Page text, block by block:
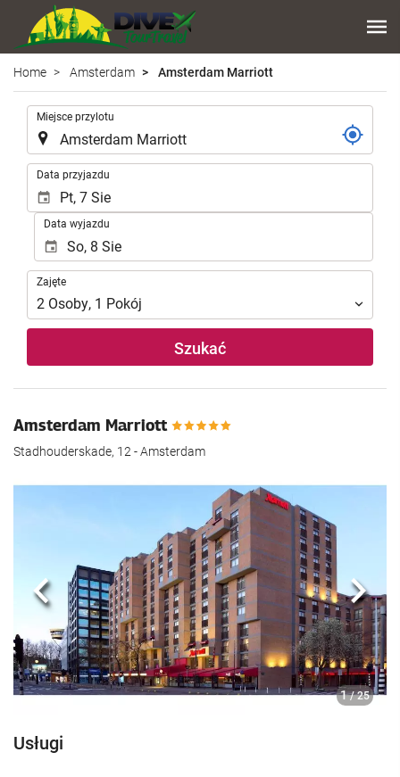
Home Amsterdam Amsterdam Marriott
Miejsce przylotu
Data przyjazdu
Data wyjazdu
Zajęte
Zajęte
2 Osoby, 1 Pokój
Szukać
Amsterdam Marriott
Stadhouderskade, 12 - Amsterdam
1 / 25
Poprzedni
Usługi